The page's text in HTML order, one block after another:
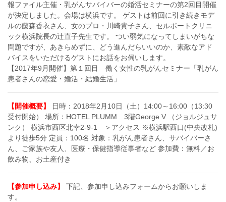
報ファイル主催・乳がんサバイバーの婚活セミナーの第2回目開催
が決定しました。会場は横浜です。 ゲストは前回に引き続きモデ
ルの藤森香衣さん、女のプロ・川崎貴子さん、セルポートクリニ
ック横浜院長の辻直子先生です。 つい弱気になってしまいがちな
問題ですが、あきらめずに、どう進んだらいいのか、素敵なアド
バイスをいただけるゲストにお話をお伺いします。
【2017年9月開催】第１回目 働く女性の乳がんセミナー「乳がん
患者さんの恋愛・婚活・結婚生活」
【開催概要】
日時：2018年2月10日（土）14:00～16:00（13:30
受付開始） 場所：HOTEL PLUMM 3階George V （ジョルジュサ
ンク） 横浜市西区北幸2-9-1 ＞アクセス ※横浜駅西口(中央改札)
より徒歩5分 定員：100名 対象：乳がん患者さん、サバイバーさ
ん、ご家族や友人、医療・保健指導従事者など 参加費：無料／お
飲み物、お土産付き
【参加申し込み】
下記、参加申し込みフォームからお願いしま
す。